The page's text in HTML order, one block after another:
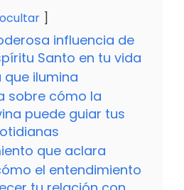
ocultar
influencia de
Santo en tu vida
que ilumina
sobre cómo la
puede guiar tus
que aclara
el entendimiento